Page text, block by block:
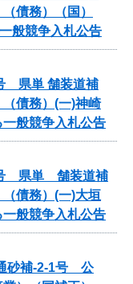
債務）（国）
般競争入札公告
県単 舗装道補
債務）(一)神崎
般競争入札公告
号 県単 舗装道補
債務）(一)大垣
般競争入札公告
砂補-2-1号 公